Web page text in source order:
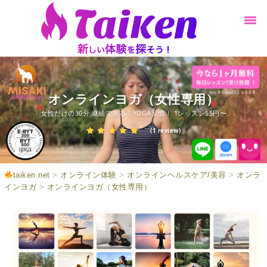
オンラインヨガ（女性専用）
女性だけの30分 継続できる！YOGA習慣！ 1レッスン55円〜
(1 review)
taiken.net > オンライン体験 > オンラインヘルスケア/美容 > オンラ
インヨガ> オンラインヨガ（女性専用）